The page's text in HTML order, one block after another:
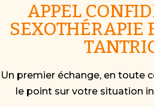
APPEL
SEXOTHÉRAPIE
Un premier échange, en toute
le point sur votre situation